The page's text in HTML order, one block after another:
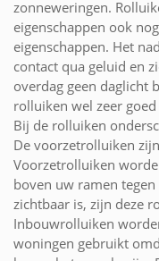
zonneweringen.
eigenschappen ook
eigenschappen. Het
contact qua geluid en
overdag geen daglicht
rolluiken wel zeer
Bij de rolluiken
De voorzetrolluiken
Voorzetrolluiken
boven uw ramen
zichtbaar is, zijn deze
Inbouwrolluiken
woningen gebruikt